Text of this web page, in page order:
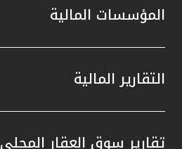
المؤسسات المالية
التقارير المالية
تقارير سوق العقار المحلي